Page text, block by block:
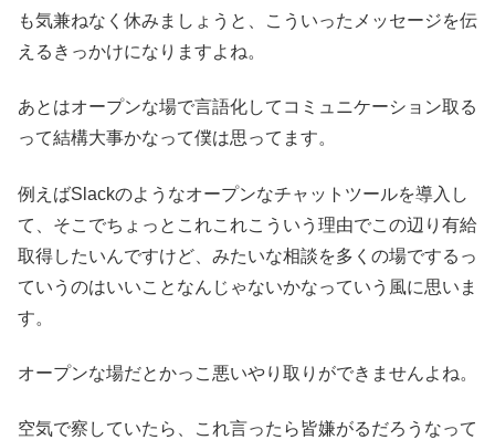
も気兼ねなく休みましょうと、こういったメッセージを伝
えるきっかけになりますよね。
あとはオープンな場で言語化してコミュニケーション取る
って結構大事かなって僕は思ってます。
例えばSlackのようなオープンなチャットツールを導入し
て、そこでちょっとこれこれこういう理由でこの辺り有給
取得したいんですけど、みたいな相談を多くの場でするっ
ていうのはいいことなんじゃないかなっていう風に思いま
す。
オープンな場だとかっこ悪いやり取りができませんよね。
空気で察していたら、これ言ったら皆嫌がるだろうなって